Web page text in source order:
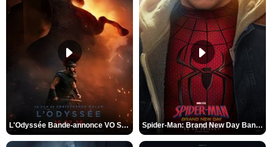
L'Odyssée Bande-annonce VO STFR Spider-Man: Brand New Day Bande-annonce VO STFR